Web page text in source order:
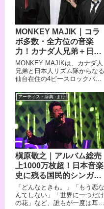
一方で、歌手としても
「ETERNAL BLAZE」「深愛」
「DISCOTIQUE」といった数々
のヒット楽曲を生み出し、
紅白歌合戦に4年連続出場を果
たすなど、まさに声優アーティ
スト界のトップランナーとして
活躍しています。 多くのファン
を魅了し続ける、二つの顔を持
つ稀有なアーティストの魅力的
な世界観を詳しくご紹介しま
MONKEY MAJIK｜コラ
ボ多数・全方位の音楽
力！カナダ人兄弟＋日本
人2名による仙台在住バン
ド
MONKEY MAJIKは、カナダ人
兄弟と日本人リズム隊からなる
仙台在住の4ピースロックバン
組み合わせた歌詞と、洋楽と邦
楽の魅力を両立させたサウンド
は「ハイブリッドバンド」と称
され、数多くのドラマ・CM・
映画タイアップを獲得してきま
した。 吉田兄弟との
「Change」「夏の情事」、m-
floとの「Picture Perfect」、小
田和正との「A Christmas
Song」、SEAMOとの共作、
SMAPへの楽曲提供など、ジャ
ンルを超えたコラボレーション
も圧倒的に多彩です。 日加国交
樹立80周年記念親善大使、東北
観光親善大使として東北復興支
アーティスト辞典 -ま行-
槇原敬之｜アルバム総売
上1000万枚超！日本音楽
史に残る国民的シンガー
ソングライター
「どんなときも。」「もう恋な
んてしない」「世界に一つだけ
の花」など、誰もが一度は耳に